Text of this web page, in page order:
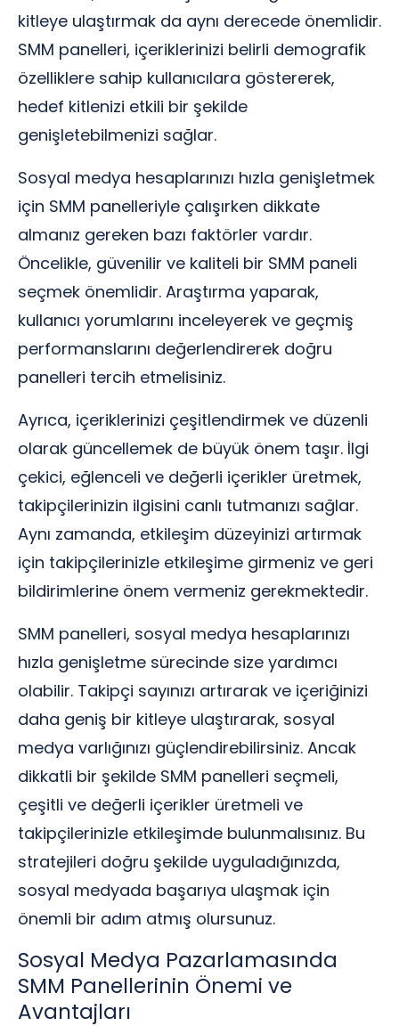
kitleye ulaştırmak da aynı derecede önemlidir.
SMM panelleri, içeriklerinizi belirli demografik
özelliklere sahip kullanıcılara göstererek,
hedef kitlenizi etkili bir şekilde
genişletebilmenizi sağlar.
Sosyal medya hesaplarınızı hızla genişletmek
için SMM panelleriyle çalışırken dikkate
almanız gereken bazı faktörler vardır.
Öncelikle, güvenilir ve kaliteli bir SMM paneli
seçmek önemlidir. Araştırma yaparak,
kullanıcı yorumlarını inceleyerek ve geçmiş
performanslarını değerlendirerek doğru
panelleri tercih etmelisiniz.
Ayrıca, içeriklerinizi çeşitlendirmek ve düzenli
olarak güncellemek de büyük önem taşır. İlgi
çekici, eğlenceli ve değerli içerikler üretmek,
takipçilerinizin ilgisini canlı tutmanızı sağlar.
Aynı zamanda, etkileşim düzeyinizi artırmak
için takipçilerinizle etkileşime girmeniz ve geri
bildirimlerine önem vermeniz gerekmektedir.
SMM panelleri, sosyal medya hesaplarınızı
hızla genişletme sürecinde size yardımcı
olabilir. Takipçi sayınızı artırarak ve içeriğinizi
daha geniş bir kitleye ulaştırarak, sosyal
medya varlığınızı güçlendirebilirsiniz. Ancak
dikkatli bir şekilde SMM panelleri seçmeli,
çeşitli ve değerli içerikler üretmeli ve
takipçilerinizle etkileşimde bulunmalısınız. Bu
stratejileri doğru şekilde uyguladığınızda,
sosyal medyada başarıya ulaşmak için
önemli bir adım atmış olursunuz.
Sosyal Medya Pazarlamasında
SMM Panellerinin Önemi ve
Avantajları